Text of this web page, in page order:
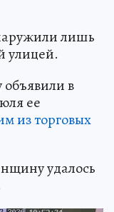
лишь
улицей.
в
ее
из торговых
удалось